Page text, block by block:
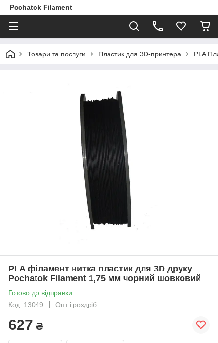
Pochatok Filament
Товари та послуги Пластик для 3D-принтера PLA
PLA філамент нитка пластик для 3D друку
Pochatok Filament 1,75 мм чорний шовковий
Готово до відправки
Код: 13049
Опт і роздріб
627 ₴